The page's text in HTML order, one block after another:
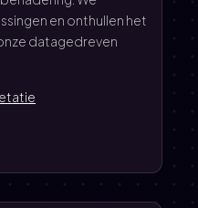
en onthullen het
datagedreven